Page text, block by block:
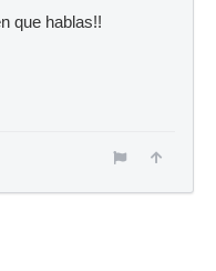
que hablas!!